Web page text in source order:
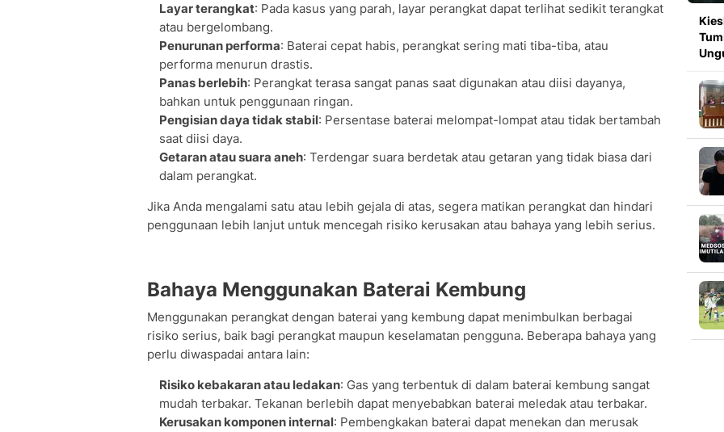
Layar terangkat: Pada kasus yang parah, layar perangkat dapat terlihat sedikit terangkat
atau bergelombang.
Penurunan performa: Baterai cepat habis, perangkat sering mati tiba-tiba, atau
performa menurun drastis.
Panas berlebih: Perangkat terasa sangat panas saat digunakan atau diisi dayanya,
bahkan untuk penggunaan ringan.
Pengisian daya tidak stabil: Persentase baterai melompat-lompat atau tidak bertambah
saat diisi daya.
Getaran atau suara aneh: Terdengar suara berdetak atau getaran yang tidak biasa dari
dalam perangkat.
Jika Anda mengalami satu atau lebih gejala di atas, segera matikan perangkat dan hindari
penggunaan lebih lanjut untuk mencegah risiko kerusakan atau bahaya yang lebih serius.
Bahaya Menggunakan Baterai Kembung
Menggunakan perangkat dengan baterai yang kembung dapat menimbulkan berbagai
risiko serius, baik bagi perangkat maupun keselamatan pengguna. Beberapa bahaya yang
perlu diwaspadai antara lain:
Risiko kebakaran atau ledakan: Gas yang terbentuk di dalam baterai kembung sangat
mudah terbakar. Tekanan berlebih dapat menyebabkan baterai meledak atau terbakar.
Kerusakan komponen internal: Pembengkakan baterai dapat menekan dan merusak